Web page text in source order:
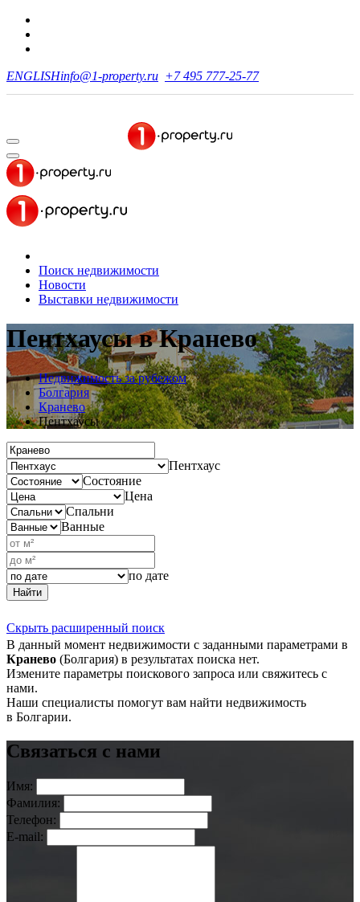
ENGLISHinfo@1-property.ru +7 495 777-25-77
Поиск недвижимости
Новости
Выставки недвижимости
Пентхаусыв Кранево
Недвижимость за рубежом
Болгария
Кранево
Пентхаусы
Пентхаус
Состояние
Цена
Спальни
Ванные
по дате
Найти
Скрыть расширенный поиск
В данный момент недвижимости с заданными параметрами в
Кранево (Болгария) в результатах поиска нет.
Измените параметры поискового запроса или свяжитесь с
нами.
Наши специалисты помогут вам найти недвижимость
в Болгарии.
Связаться с нами
Имя:
Фамилия:
Телефон:
E-mail: